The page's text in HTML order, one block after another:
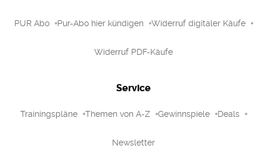
PUR Abo Pur-Abo hier kündigen Widerruf digitaler Käufe
Widerruf PDF-Käufe
Service
Trainingspläne Themen von A-Z Gewinnspiele Deals
Newsletter